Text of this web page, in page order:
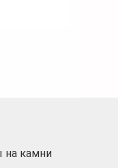
на камни